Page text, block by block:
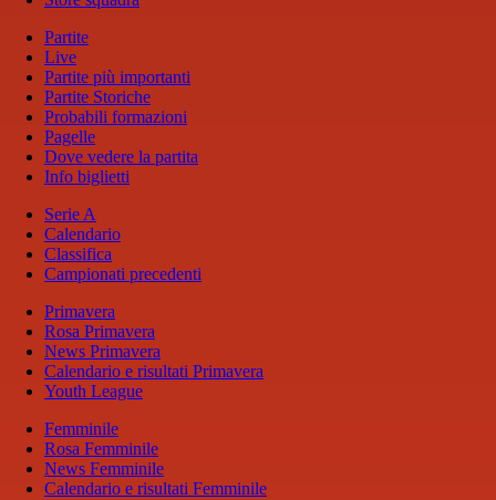
Partite
Live
Partite più importanti
Partite Storiche
Probabili formazioni
Pagelle
Dove vedere la partita
Info biglietti
Serie A
Calendario
Classifica
Campionati precedenti
Primavera
Rosa Primavera
News Primavera
Calendario e risultati Primavera
Youth League
Femminile
Rosa Femminile
News Femminile
Calendario e risultati Femminile